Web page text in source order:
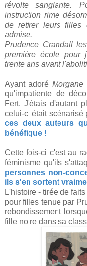
révolte sanglante.
instruction rime
de retirer leurs filles
admise.
Prudence Crandall
première école pour
trente ans avant
Ayant adoréMorgane
qu'impatiente de
Fert. J'étais d'autant
celui-ci était scénarisé
ces deux auteurs
bénéfique !
Cette fois-ci c'est au
féminisme qu'ils
personnes non-
ils s'en sortent
L'histoire - tirée de
pour filles tenue par
rebondissement
fille noire dans sa